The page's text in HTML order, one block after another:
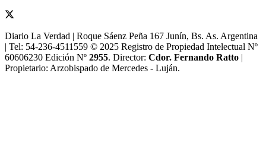
Diario La Verdad | Roque Sáenz Peña 167 Junín, Bs. As. Argentina
| Tel: 54-236-4511559 © 2025 Registro de Propiedad Intelectual Nº
60606230 Edición Nº 2955. Director:​ Cdor. Fernando Ratto |
Propietario:​ Arzobispado de Mercedes - Luján.